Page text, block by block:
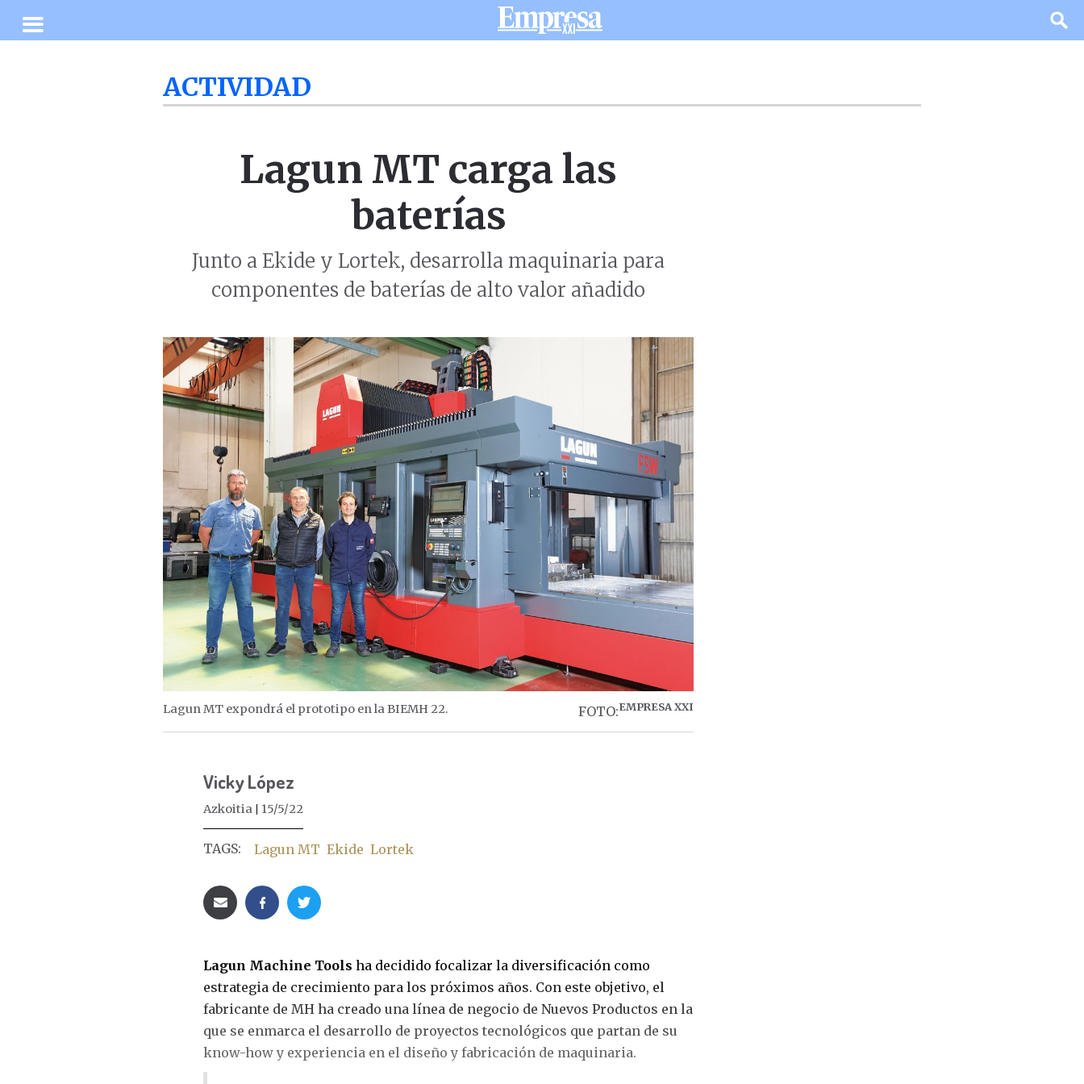
ACTIVIDAD
Lagun MT carga las
baterías
Junto a Ekide y Lortek, desarrolla maquinaria para
componentes de baterías de alto valor añadido
Lagun MT expondrá el prototipo en la BIEMH 22. EMPRESA XXI
FOTO:
Vicky López
Azkoitia 15/5/22
TAGS: Lagun MT Ekide Lortek
Lagun Machine Tools ha decidido focalizar la diversificación como
estrategia de crecimiento para los próximos años. Con este objetivo, el
fabricante de MH ha creado una línea de negocio de Nuevos Productos en la
que se enmarca el desarrollo de proyectos tecnológicos que partan de su
know-how y experiencia en el diseño y fabricación de maquinaria.